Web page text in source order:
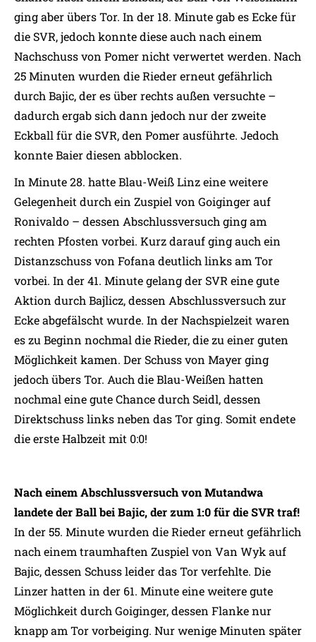
ging aber übers Tor. In der 18. Minute gab es Ecke für
die SVR, jedoch konnte diese auch nach einem
Nachschuss von Pomer nicht verwertet werden. Nach
25 Minuten wurden die Rieder erneut gefährlich
durch Bajic, der es über rechts außen versuchte –
dadurch ergab sich dann jedoch nur der zweite
Eckball für die SVR, den Pomer ausführte. Jedoch
konnte Baier diesen abblocken.
In Minute 28. hatte Blau-Weiß Linz eine weitere
Gelegenheit durch ein Zuspiel von Goiginger auf
Ronivaldo – dessen Abschlussversuch ging am
rechten Pfosten vorbei. Kurz darauf ging auch ein
Distanzschuss von Fofana deutlich links am Tor
vorbei. In der 41. Minute gelang der SVR eine gute
Aktion durch Bajlicz, dessen Abschlussversuch zur
Ecke abgefälscht wurde. In der Nachspielzeit waren
es zu Beginn nochmal die Rieder, die zu einer guten
Möglichkeit kamen. Der Schuss von Mayer ging
jedoch übers Tor. Auch die Blau-Weißen hatten
nochmal eine gute Chance durch Seidl, dessen
Direktschuss links neben das Tor ging. Somit endete
die erste Halbzeit mit 0:0!
Nach einem Abschlussversuch von Mutandwa
landete der Ball bei Bajic, der zum 1:0 für die SVR traf!
In der 55. Minute wurden die Rieder erneut gefährlich
nach einem traumhaften Zuspiel von Van Wyk auf
Bajic, dessen Schuss leider das Tor verfehlte. Die
Linzer hatten in der 61. Minute eine weitere gute
Möglichkeit durch Goiginger, dessen Flanke nur
knapp am Tor vorbeiging. Nur wenige Minuten später